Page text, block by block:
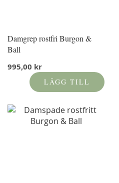
Damgrep rostfri Burgon &
Ball
995,00 kr
LÄGG TILL